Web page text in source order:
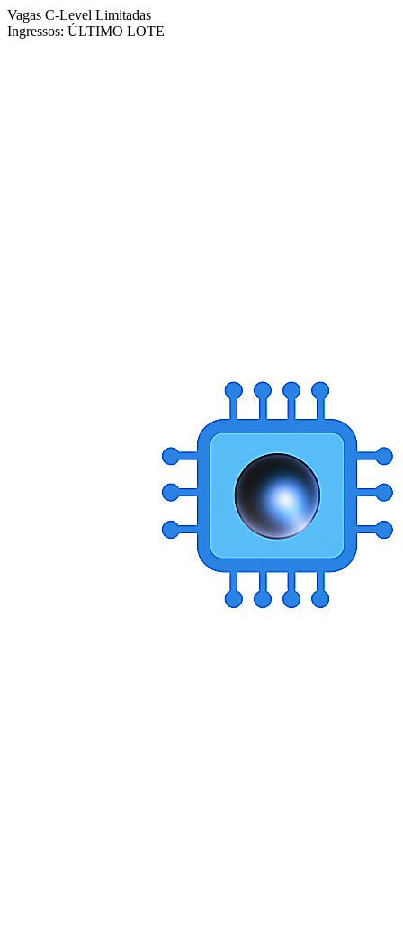
Vagas C-Level Limitadas
Ingressos: ÚLTIMO LOTE